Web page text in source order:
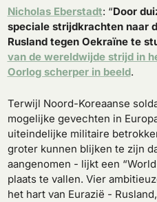
Nicholas Eberstadt: “Door
speciale strijdkrachten naar
Rusland tegen Oekraïne te
van de wereldwijde strijd in
Oorlog scherper in beeld.
Terwijl Noord-Koreaanse
mogelijke gevechten in
uiteindelijke militaire
groter kunnen blijken te zijn
aangenomen - lijkt een
plaats te vallen. Vier
het hart van Eurazië -